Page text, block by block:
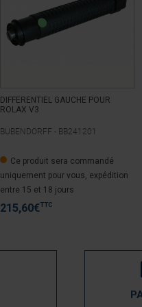
DIFFERENTIEL GAUCHE POUR
ROLAX V3
BUBENDORFF - BB241201
Ce produit sera commandé
uniquement pour vous, expédition
entre 15 et 18 jours
215,60€TTC